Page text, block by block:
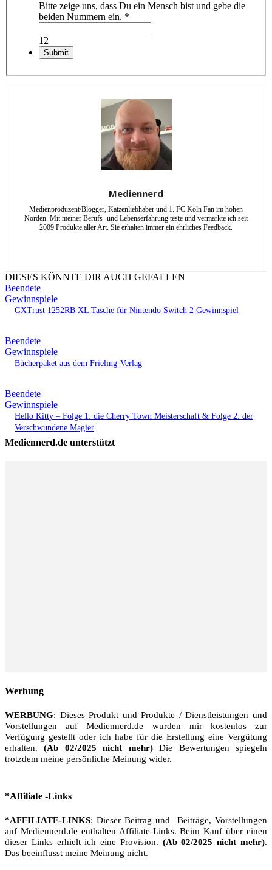
Bitte zeige uns, dass Du ein Mensch bist und gebe die
beiden Nummern ein. *
12
Mediennerd
Medienproduzent/Blogger, Katzenliebhaber und 1. FC Köln Fan im hohen
Norden. Mit meiner Berufs- und Lebenserfahrung teste und vermarkte ich seit
2009 Produkte aller Art. Sie erhalten immer ein ehrliches Feedback.
DIESES KÖNNTE DIR AUCH GEFALLEN
Beendete
Gewinnspiele
GXTrust 1252RB XL Tasche für Nintendo Switch 2 Gewinnspiel
Beendete
Gewinnspiele
Bücherpaket aus dem Frieling-Verlag
Beendete
Gewinnspiele
Hello Kitty – Folge 1: die Cherry Town Meisterschaft & Folge 2: der
Verschwundene Magier
Mediennerd.de unterstützt
Werbung
WERBUNG: Dieses Produkt und Produkte / Dienstleistungen und
Vorstellungen auf Mediennerd.de wurden mir kostenlos zur
Verfügung gestellt oder ich habe für die Erstellung eine Vergütung
erhalten.(Ab 02/2025 nicht mehr)Die Bewertungen spiegeln
trotzdem meine persönliche Meinung wider.
*Affiliate -Links
*AFFILIATE-LINKS: Dieser Beitrag und Beiträge, Vorstellungen
auf Mediennerd.de enthalten Affiliate-Links. Beim Kauf über einen
dieser Links erhielt ich eine Provision. (Ab 02/2025 nicht mehr).
Das beeinflusst meine Meinung nicht.